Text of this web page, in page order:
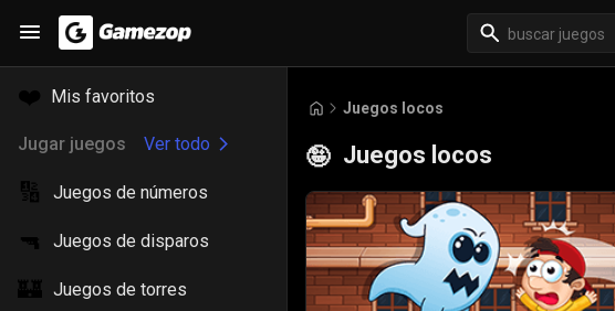
❤️ Mis favoritos
Jugar juegos Ver todo
🔢 Juegos de números
🔫 Juegos de disparos
🏰 Juegos de torres
Juegos locos
🤪 Juegos locos